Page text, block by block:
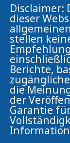
dieser
stellen
Berichte,
die
der
Garantie